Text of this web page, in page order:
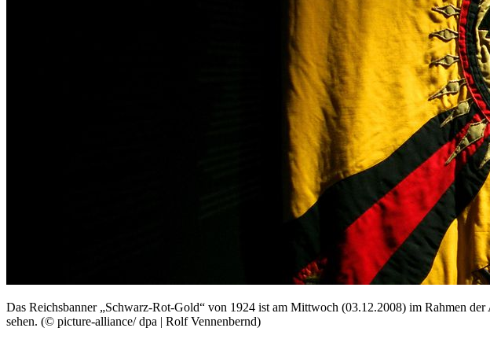
Das Reichsbanner „Schwarz-Rot-Gold“ von 1924 ist am Mittwoch (03.12.2008) im Rahmen
sehen. (© picture-alliance/ dpa | Rolf Vennenbernd)